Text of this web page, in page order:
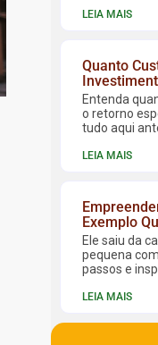
LEIA MAIS
Quanto
Entenda
o retorno
tudo aqui
LEIA MAIS
Exemplo
Ele saiu da
pequena
passos e
LEIA MAIS